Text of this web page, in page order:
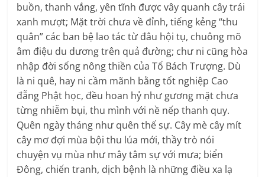
buồn, thanh vắng, yên tĩnh được vây quanh cây trái
xanh mượt; Mặt trời chưa về đỉnh, tiếng kẻng “thu
quân” các ban bệ lao tác từ đâu hội tụ, chuông mõ
âm điệu du dương trên quả đường; chư ni cũng hòa
nhập đời sống nông thiền của Tổ Bách Trượng. Dù
là ni quê, hay ni cầm mãnh bằng tốt nghiệp Cao
đẵng Phật học, đều hoan hỷ như gương mặt chưa
từng nhiễm bụi, thu mình với nề nếp thanh quy.
Quên ngày tháng như quên thế sự. Cây mè cây mít
cây mơ đợi mùa bội thu lúa mới, thầy trò nói
chuyện vụ mùa như mây tâm sự với mưa; biển
Đông, chiến tranh, dịch bệnh là những điều xa lạ